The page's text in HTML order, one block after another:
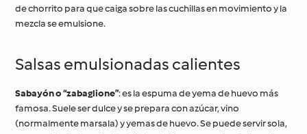
de chorrito para que caiga sobre las cuchillas en movimiento y la
mezcla se emulsione.
Salsas emulsionadas calientes
Sabayón o “zabaglione”: es la espuma de yema de huevo más
famosa. Suele ser dulce y se prepara con azúcar, vino
(normalmente marsala) y yemas de huevo. Se puede servir sola,